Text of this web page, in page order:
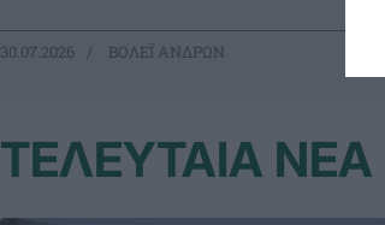
30.07.2026 ΒΟΛΕΪ ΑΝΔΡΩΝ
ΤΕΛΕΥΤΑΙΑ ΝΕΑ